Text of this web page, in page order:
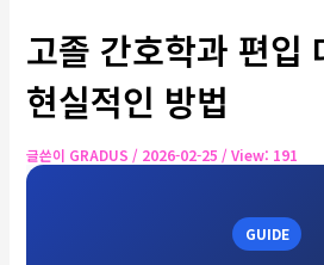
고졸 간호학과 편입
현실적인 방법
글쓴이 GRADUS / 2026-02-25 / View: 191
GUIDE